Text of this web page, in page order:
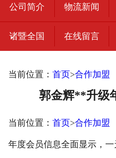
公司简介 物流新闻
诸暨全国 在线留言
当前位置： 首页>合作加盟
郭金辉**升级
当前位置： 首页>合作加盟
年度会员信息全面显示，